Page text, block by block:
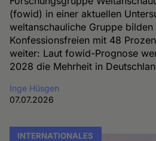
(fowid) in einer aktuellen
weltanschauliche Gruppe
Konfessionsfreien mit 48
weiter: Laut fowid-Prognose
2028 die Mehrheit in
Inge Hüsgen
07.07.2026
INTERNATIONALES